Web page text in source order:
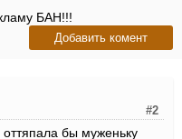
БАН!!!
#2
бы муженьку